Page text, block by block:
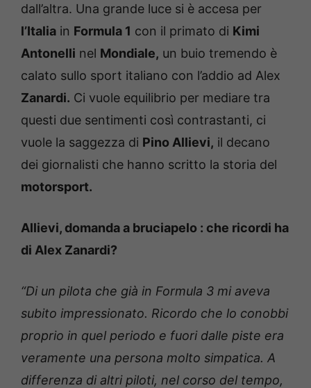
dall’altra. Una grande luce si è accesa per
l’Italia in Formula 1 con il primato di Kimi
Antonelli nel Mondiale, un buio tremendo è
calato sullo sport italiano con l’addio ad Alex
Zanardi. Ci vuole equilibrio per mediare tra
questi due sentimenti così contrastanti, ci
vuole la saggezza di Pino Allievi, il decano
dei giornalisti che hanno scritto la storia del
motorsport.
Allievi, domanda a bruciapelo : che ricordi ha
di Alex Zanardi?
“Di un pilota che già in Formula 3 mi aveva
subito impressionato. Ricordo che lo conobbi
proprio in quel periodo e fuori dalle piste era
veramente una persona molto simpatica. A
differenza di altri piloti, nel corso del tempo,